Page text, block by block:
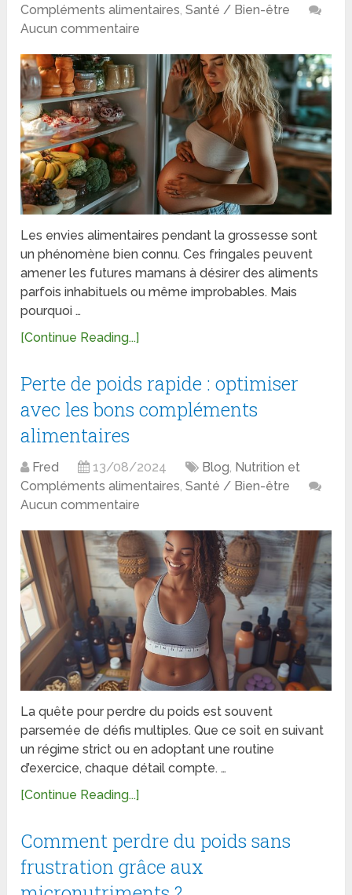
Compléments alimentaires,Santé / Bien-être
Aucun commentaire
Les envies alimentaires pendant la grossesse sont
un phénomène bien connu. Ces fringales peuvent
amener les futures mamans à désirer des aliments
parfois inhabituels ou même improbables. Mais
pourquoi …
[Continue Reading...]
Perte de poids rapide : optimiser
avec les bons compléments
alimentaires
Fred 13/08/2024 Blog, Nutrition et
Compléments alimentaires,Santé / Bien-être
Aucun commentaire
La quête pour perdre du poids est souvent
parsemée de défis multiples. Que ce soit en suivant
un régime strict ou en adoptant une routine
d’exercice, chaque détail compte. …
[Continue Reading...]
Comment perdre du poids sans
frustration grâce aux